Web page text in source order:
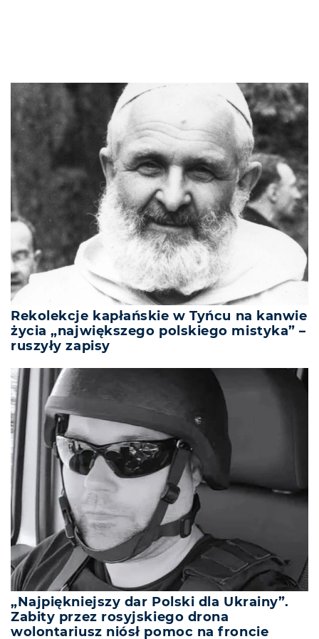
Rekolekcje kapłańskie w Tyńcu na kanwie
życia „największego polskiego mistyka” –
ruszyły zapisy
„Najpiękniejszy dar Polski dla Ukrainy”.
Zabity przez rosyjskiego drona
wolontariusz niósł pomoc na froncie